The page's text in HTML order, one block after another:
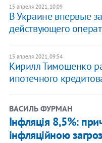
15 апреля 2021, 10:09
В Украине впервые
действующего
15 апреля 2021, 09:54
Кирилл Тимошенко
ипотечного
ВАСИЛЬ ФУРМАН
Інфляція 8,5%:
інфляційною